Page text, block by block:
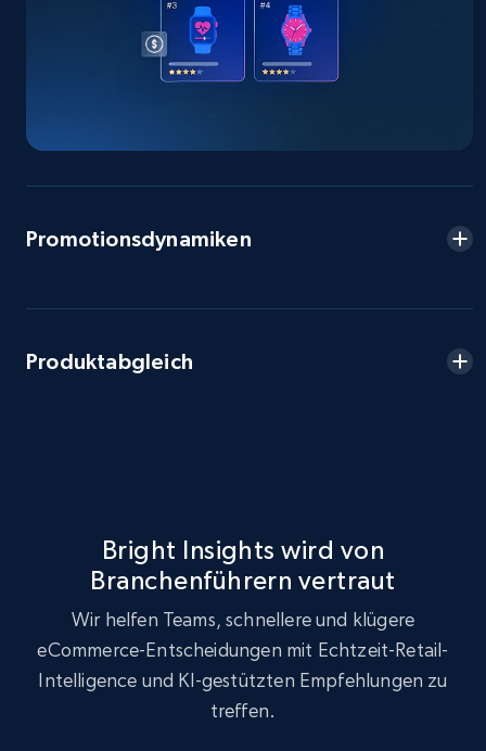
Seller reviews, Breadcrumbs, Root category, and
specified keywords
more.
2.5K+ 359+
2.5K+ 359+ Jetzt anfangen
eBay - Collect records by category
Promotionsdynamiken
Produktabgleich
Bright Insights wird von
Branchenführern vertraut
Wir helfen Teams, schnellere und klügere
eCommerce-Entscheidungen mit Echtzeit-Retail-
Intelligence und KI-gestützten Empfehlungen zu
treffen.